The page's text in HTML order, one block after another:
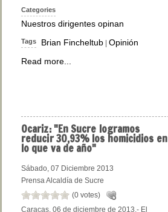
Categories
Nuestros dirigentes opinan
Tags Brian Fincheltub Opinión
Read more...
Ocariz:"En Sucre logramos
reducir 30,93% los homicidios en
lo que va de año"
Sábado, 07 Diciembre 2013
Prensa Alcaldía de Sucre
(0 votes)
Caracas, 06 de diciembre de 2013.- El